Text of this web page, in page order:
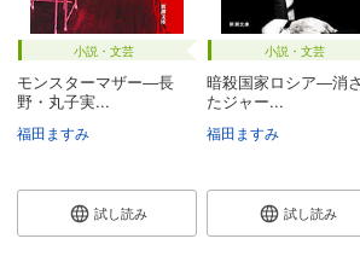
小説・文芸
モンスターマザー―長
野・丸子実...
福田ますみ
試し読み
小説・文芸
暗殺国家ロシア―消
たジャー...
福田ますみ
試し読み